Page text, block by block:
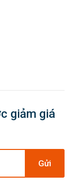
giảm giá
Gửi